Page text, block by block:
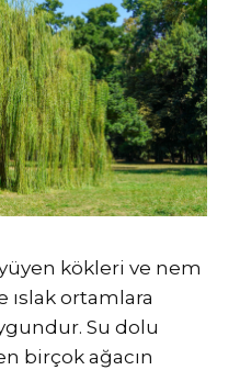
kökleri ve nem
ıslak ortamlara
Su dolu
birçok ağacın